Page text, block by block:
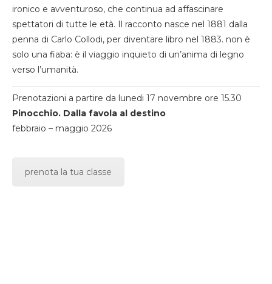
ironico e avventuroso, che continua ad affascinare
spettatori di tutte le età. Il racconto nasce nel 1881 dalla
penna di Carlo Collodi, per diventare libro nel 1883. non è
solo una fiaba: è il viaggio inquieto di un’anima di legno
verso l’umanità.
Prenotazioni a partire da lunedi 17 novembre ore 15.30
Pinocchio. Dalla favola al destino
febbraio – maggio 2026
prenota la tua classe